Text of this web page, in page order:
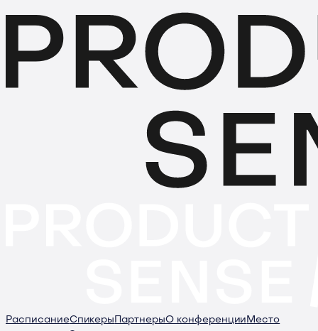
РасписаниеСпикеры ПартнерыО конференции Место